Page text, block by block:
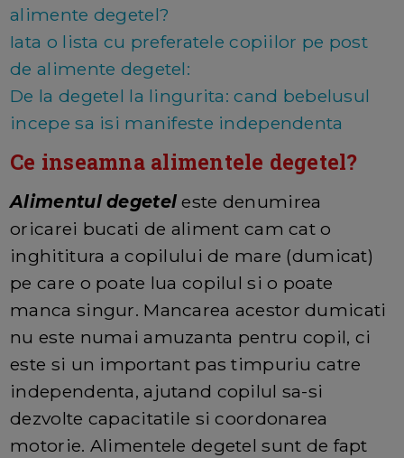
alimente degetel?
Iata o lista cu preferatele copiilor pe post
de alimente degetel:
De la degetel la lingurita: cand bebelusul
incepe sa isi manifeste independenta
Ce inseamna alimentele degetel?
Alimentul degetel este denumirea
oricarei bucati de aliment cam cat o
inghititura a copilului de mare (dumicat)
pe care o poate lua copilul si o poate
manca singur. Mancarea acestor dumicati
nu este numai amuzanta pentru copil, ci
este si un important pas timpuriu catre
independenta, ajutand copilul sa-si
dezvolte capacitatile si coordonarea
motorie. Alimentele degetel sunt de fapt